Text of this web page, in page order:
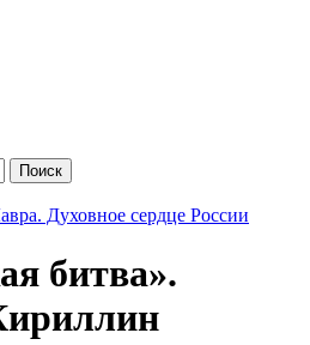
Поиск
Духовное сердце России
битва».